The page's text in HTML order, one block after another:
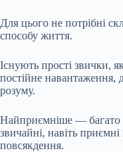
Для цього не потрібні
способу життя.
Існують прості звички,
постійне навантаження,
розуму.
Найприємніше — багато
звичайні, навіть приємні
повсякдення.